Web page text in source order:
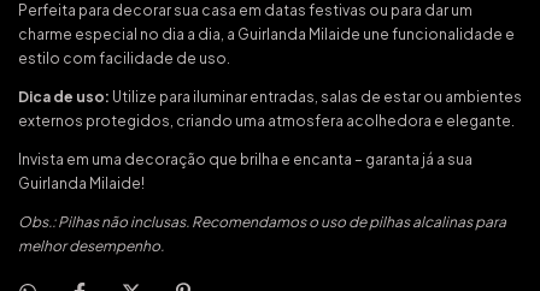
Perfeita para decorar sua casa em datas festivas ou para dar um
charme especial no dia a dia, a Guirlanda Milaide une funcionalidade e
estilo com facilidade de uso.
Dica de uso: Utilize para iluminar entradas, salas de estar ou ambientes
externos protegidos, criando uma atmosfera acolhedora e elegante.
Invista em uma decoração que brilha e encanta – garanta já a sua
Guirlanda Milaide!
Obs.: Pilhas não inclusas. Recomendamos o uso de pilhas alcalinas para
melhor desempenho.